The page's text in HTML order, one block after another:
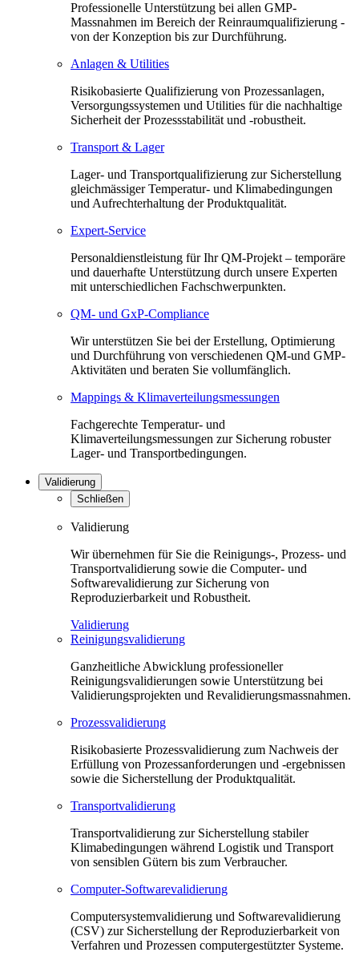
Professionelle Unterstützung bei allen GMP-
Massnahmen im Bereich der Reinraumqualifizierung -
von der Konzeption bis zur Durchführung.
Anlagen & Utilities
Risikobasierte Qualifizierung von Prozessanlagen,
Versorgungssystemen und Utilities für die nachhaltige
Sicherheit der Prozessstabilität und -robustheit.
Transport & Lager
Lager- und Transportqualifizierung zur Sicherstellung
gleichmässiger Temperatur- und Klimabedingungen
und Aufrechterhaltung der Produktqualität.
Expert-Service
Personaldienstleistung für Ihr QM-Projekt – temporäre
und dauerhafte Unterstützung durch unsere Experten
mit unterschiedlichen Fachschwerpunkten.
QM- und GxP-Compliance
Wir unterstützen Sie bei der Erstellung, Optimierung
und Durchführung von verschiedenen QM-und GMP-
Aktivitäten und beraten Sie vollumfänglich.
Mappings & Klimaverteilungsmessungen
Fachgerechte Temperatur- und
Klimaverteilungsmessungen zur Sicherung robuster
Lager- und Transportbedingungen.
Validierung
Schließen
Validierung
Wir übernehmen für Sie die Reinigungs-, Prozess- und
Transportvalidierung sowie die Computer- und
Softwarevalidierung zur Sicherung von
Reproduzierbarkeit und Robustheit.
Validierung
Reinigungsvalidierung
Ganzheitliche Abwicklung professioneller
Reinigungsvalidierungen sowie Unterstützung bei
Validierungsprojekten und Revalidierungsmassnahmen.
Prozessvalidierung
Risikobasierte Prozessvalidierung zum Nachweis der
Erfüllung von Prozessanforderungen und -ergebnissen
sowie die Sicherstellung der Produktqualität.
Transportvalidierung
Transportvalidierung zur Sicherstellung stabiler
Klimabedingungen während Logistik und Transport
von sensiblen Gütern bis zum Verbraucher.
Computer-Softwarevalidierung
Computersystemvalidierung und Softwarevalidierung
(CSV) zur Sicherstellung der Reproduzierbarkeit von
Verfahren und Prozessen computergestützter Systeme.